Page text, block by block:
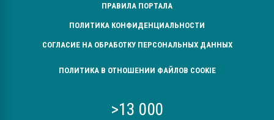
ПРАВИЛА ПОРТАЛА
ПОЛИТИКА КОНФИДЕНЦИАЛЬНОСТИ
СОГЛАСИЕ НА ОБРАБОТКУ ПЕРСОНАЛЬНЫХ ДАННЫХ
ПОЛИТИКА В ОТНОШЕНИИ ФАЙЛОВ COOKIE
>13 000